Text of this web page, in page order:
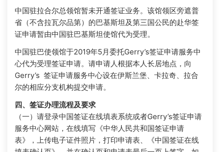
中国驻拉合尔总领馆暂未开通签证业务。该馆领区旁遮普
省（不含拉瓦尔品第）的巴基斯坦及第三国公民的赴华签
证申请暂由中国驻巴基斯坦使馆代为受理。
中国驻巴使领馆于2019年5月委托Gerry’s签证申请服务中
心代为受理签证申请。请申请人根据本人长居地点，向
Gerry’s 签证申请服务中心设在伊斯兰堡、卡拉奇、拉合
尔的相应分支机构提交申请。
四、签证办理流程及要求
（一）请登录中国签证在线填表系统或者Gerry’s签证申请
服务中心网站，在线填写《中华人民共和国签证申请
表》，上传电子证件照片，打印申请表、《中国签证在线